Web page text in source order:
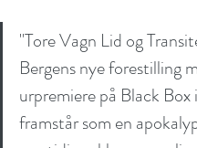
Tore Vagn Lid has been
nominated for the
national Ibsen Award for
"The Trigger System"
"Tore Vagn Lid og
Bergens nye forestilling
urpremiere på Black Box
framstår som en